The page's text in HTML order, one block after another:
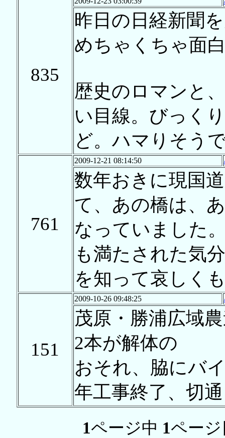
835
昨日の日経新聞
めちゃくちゃ面
歴史のロマンと
い目線。びっく
ど。ハマりそう
761
2009-12-21 08:14:50
数年おきに現国
て、あの橋は、
なっていました
も満たされた気
を知って哀しく
151
2009-10-26 09:48:25
茂原・勝浦広域
2本が解体の
おそれ、脇にバ
年工事終了、切
1ページ中 1ペー